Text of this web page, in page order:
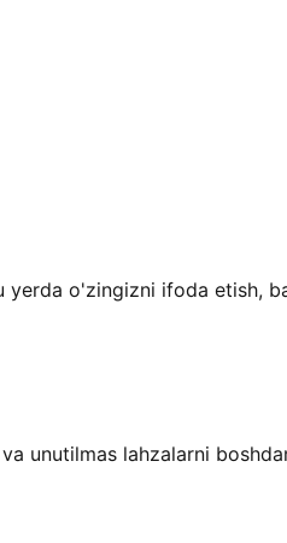
o'zingizni ifoda etish,
unutilmas lahzalarni